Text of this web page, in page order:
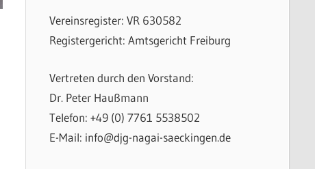
Vereinsregister: VR 630582
Registergericht: Amtsgericht Freiburg
Vertreten durch den Vorstand:
Dr. Peter Haußmann
Telefon: +49 (0) 7761 5538502
E-Mail: info@djg-nagai-saeckingen.de